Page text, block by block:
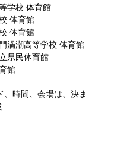
学校 体育館
体育館
体育館
渦潮高等学校 体育館
県民体育館
館
時間、会場は、決ま